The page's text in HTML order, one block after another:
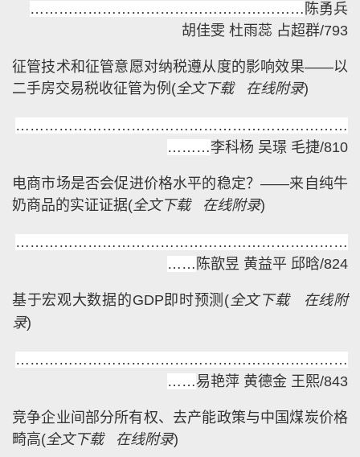
………………………………………………… 陈勇兵
胡佳雯 杜雨蕊 占超群/793
征管技术和征管意愿对纳税遵从度的影响效果——以
二手房交易税收征管为例 (全文下载 在线附录)
……………………………………………………………
………李科杨 吴璟 毛捷/810
电商市场是否会促进价格水平的稳定？——来自纯牛
奶商品的实证证据(全文下载 在线附录)
……………………………………………………………
…… 陈歆昱 黄益平 邱晗/824
基于宏观大数据的GDP即时预测 (全文下载
在线附
录)
……………………………………………………………
……易艳萍 黄德金 王熙/843
竞争企业间部分所有权、去产能政策与中国煤炭价格
畸高(全文下载 在线附录)